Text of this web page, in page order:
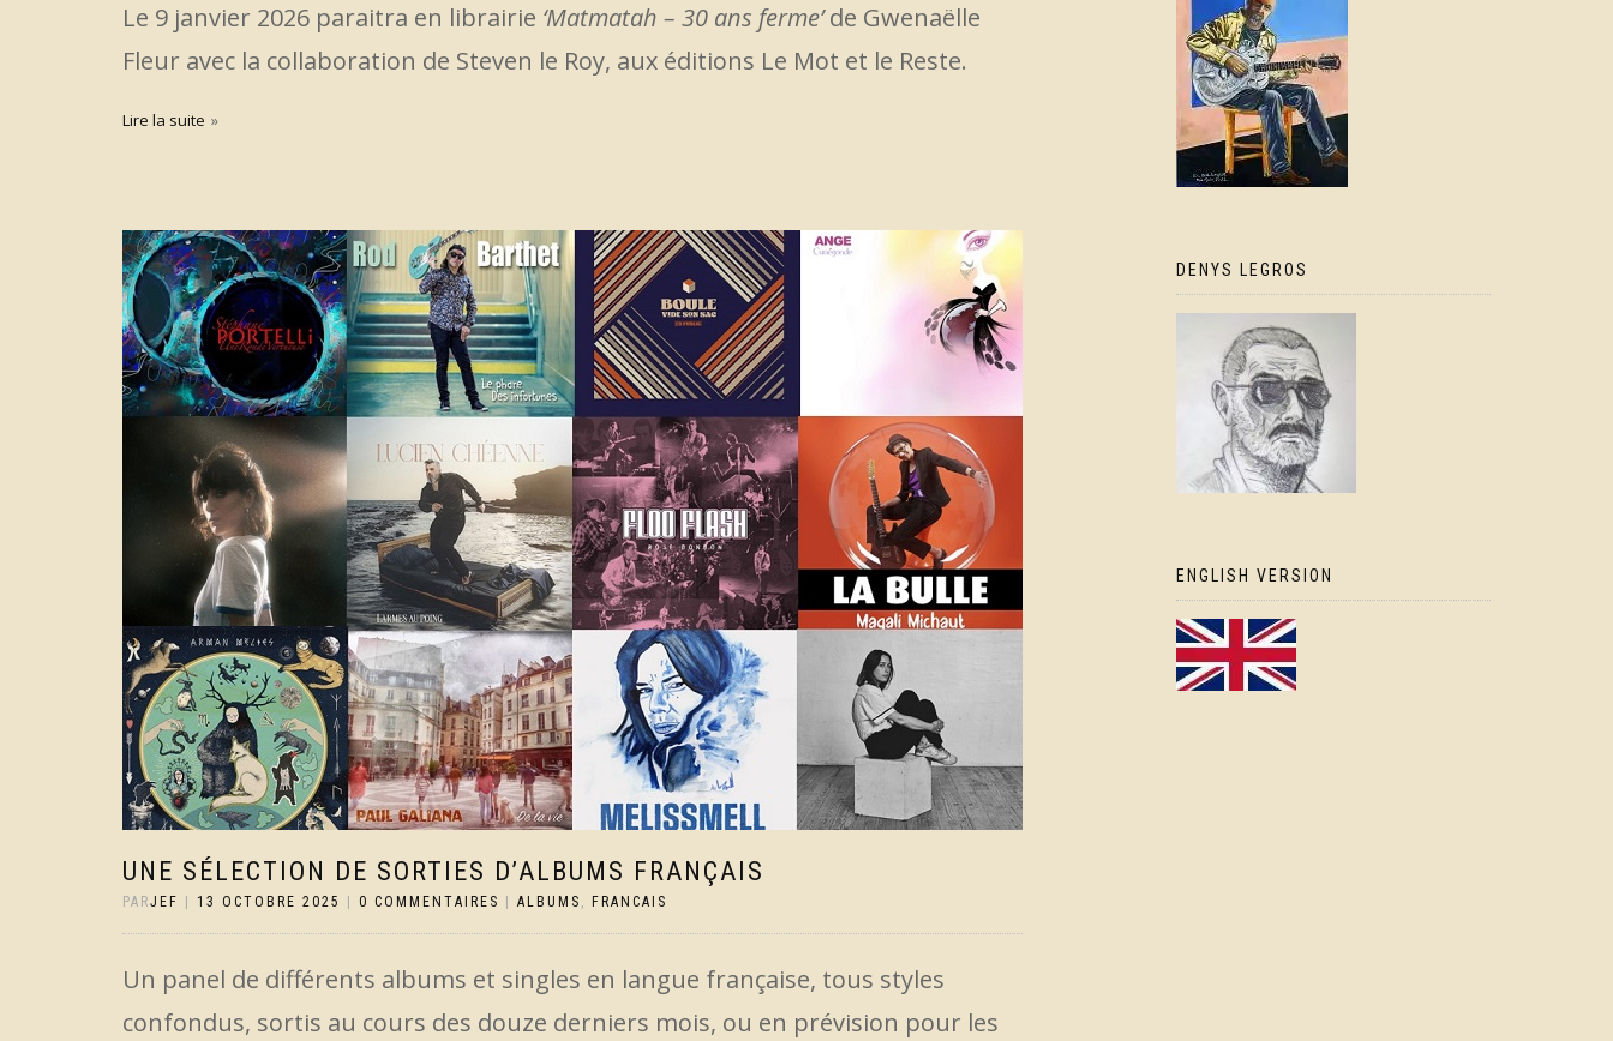
Le 9 janvier 2026 paraitra en librairie ‘Matmatah – 30 ans ferme’de Gwenaëlle
Fleur avec la collaboration de Steven le Roy, aux éditions Le Mot et le Reste.
Lire la suite
UNE SÉLECTION DE SORTIES D’ALBUMS FRANÇAIS
PARJEF 13 OCTOBRE 2025 0 COMMENTAIRES ALBUMS , FRANCAIS
Un panel de différents albums et singles en langue française, tous styles
confondus, sortis au cours des douze derniers mois, ou en prévision pour les
DENYS LEGROS
ENGLISH VERSION